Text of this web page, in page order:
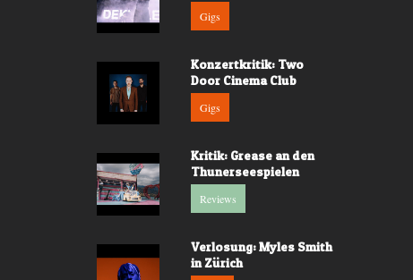
Gigs
Konzertkritik: Two
Door Cinema Club
Gigs
Kritik: Grease an den
Thunerseespielen
Reviews
Verlosung: Myles Smith
in Zürich